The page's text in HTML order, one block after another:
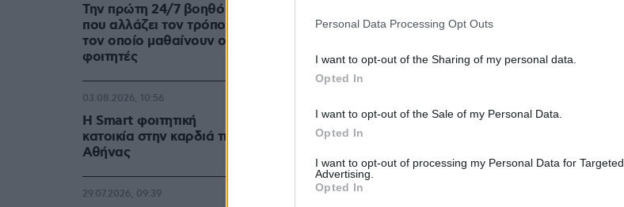
Personal Data Processing Opt Outs
I want to opt-out of the Sharing of my personal data.
Opted In
I want to opt-out of the Sale of my Personal Data.
Opted In
I want to opt-out of processing my Personal Data for Targeted
Advertising.
Opted In
Την πρώτη 24/7 βοηθό AI
που αλλάζει τον τρόπο με
τον οποίο μαθαίνουν οι
φοιτητές
Η Smart φοιτητική
κατοικία στην καρδιά της
Αθήνας
03.08.2026, 10:56
29.07.2026, 09:39